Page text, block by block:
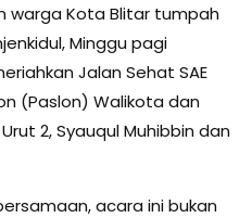
warga Kota Blitar tumpah
Minggu pagi
Jalan Sehat SAE
(Paslon) Walikota dan
2, Syauqul Muhibbin dan
acara ini bukan